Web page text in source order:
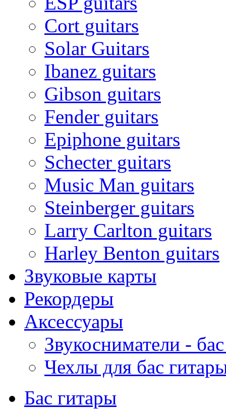
Cort guitars
Solar Guitars
Ibanez guitars
Gibson guitars
Fender guitars
Epiphone guitars
Schecter guitars
Music Man guitars
Steinberger guitars
Larry Carlton guitars
Harley Benton guitars
Звуковые карты
Рекордеры
Аксессуары
Звукосниматели -
Чехлы для бас
Бас гитары